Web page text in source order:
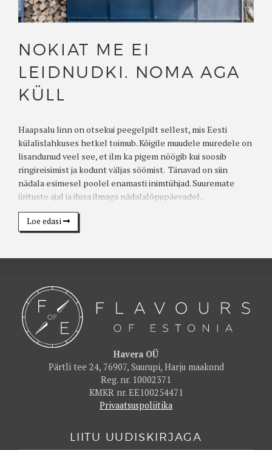
NOKIAT ME EI
LEIDNUDKI. NOMA AGA
KÜLL
Haapsalu linn on otsekui peegelpilt sellest, mis Eesti
külalislahkuses hetkel toimub. Kõigile muudele muredele on
lisandunud veel see, et ilm ka pigem nöögib kui soosib
ringireisimist ja kodunt väljas söömist. Tänavad on siin
nädala esimesel poolel enamasti inimtühjad. Suuremate
ürituste ajal ja ilusa ilmaga nädalalõpupäevadel...
Loe edasi
Havera OÜ
Pärtli tee 24, 76907, Suurupi, Harju maakond
Reg. nr. 10002371
KMKR nr. EE100254471
Privaatsuspoliitika
LIITU UUDISKIRJAGA